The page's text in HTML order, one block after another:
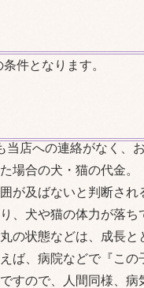
件となります。
店への連絡がなく、
場合の犬・猫の代金。
が及ばないと判断され
、犬や猫の体力が落
の状態などは、成長
ば、病院などで『こ
すので、人間同様、病